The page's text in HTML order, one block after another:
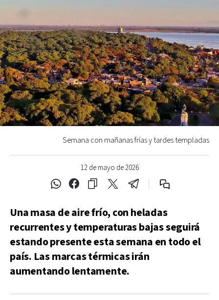
12 de mayo de 2026
Semana con mañanas frías y tardes templadas
Una masa de aire frío, con heladas
recurrentes y temperaturas bajas seguirá
estando presente esta semana en todo el
país. Las marcas térmicas irán
aumentando lentamente.